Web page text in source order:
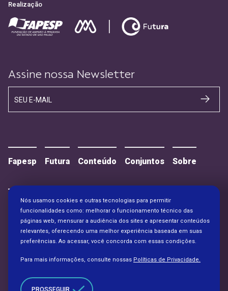
Realização
Assine nossa Newsletter
SEU E-MAIL
Fapesp Futura Conteúdo Conjuntos Sobre
Contato Alianças
Nós usamos cookies e outras tecnologias para permitir
funcionalidades como: melhorar o funcionamento técnico das
páginas web, mensurar a audiência dos sites e apresentar conteúdos
relevantes, oferecendo uma melhor experiência baseada em suas
preferências. Ao acessar, você concorda com essas condições.
Para mais informações, consulte nossas Políticas de Privacidade.
PROSSEGUIR